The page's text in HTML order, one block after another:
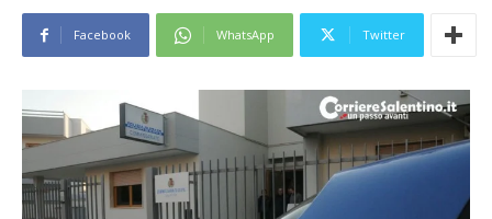
Facebook WhatsApp Twitter